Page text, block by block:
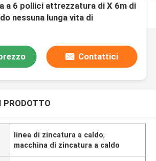
a 6 pollici attrezzatura di X 6m di
nessuna lunga vita di
Contattici
PRODOTTO
linea di zincatura a caldo,
macchina di zincatura a caldo